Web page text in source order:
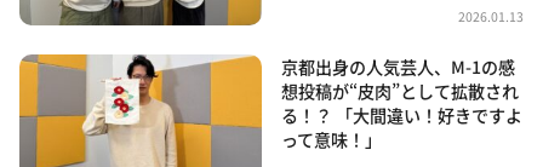
2026.01.13
京都出身の人気芸人、M-1の感
想投稿が“皮肉”として拡散され
る！？ 「大間違い！好きですよ
って意味！」